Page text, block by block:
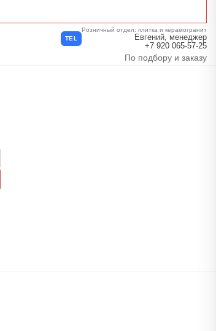
TEL
Розничный отдел: плитка и керамогранит
Евгений, менеджер
+7 920 065-57-25
По подбору и заказу